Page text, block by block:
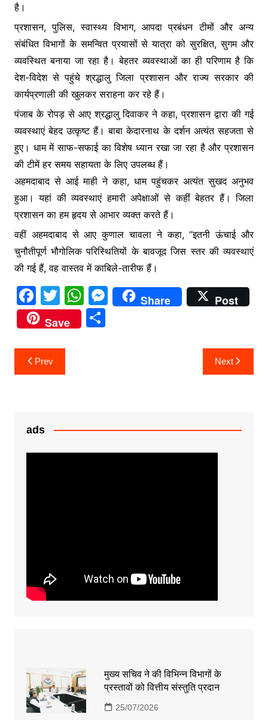
है।
प्रशासन, पुलिस, स्वास्थ्य विभाग, आपदा प्रबंधन टीमों और अन्य
संबंधित विभागों के समन्वित प्रयासों से यात्रा को सुरक्षित, सुगम और
व्यवस्थित बनाया जा रहा है। बेहतर व्यवस्थाओं का ही परिणाम है कि
देश-विदेश से पहुंचे श्रद्धालु जिला प्रशासन और राज्य सरकार की
कार्यप्रणाली की खुलकर सराहना कर रहे हैं।
पंजाब के रोपड़ से आए श्रद्धालु दिवाकर ने कहा, प्रशासन द्वारा की गई
व्यवस्थाएं बेहद उत्कृष्ट हैं। बाबा केदारनाथ के दर्शन अत्यंत सहजता से
हुए। धाम में साफ-सफाई का विशेष ध्यान रखा जा रहा है और प्रशासन
की टीमें हर समय सहायता के लिए उपलब्ध हैं।
अहमदाबाद से आई माही ने कहा, धाम पहुंचकर अत्यंत सुखद अनुभव
हुआ। यहां की व्यवस्थाएं हमारी अपेक्षाओं से कहीं बेहतर हैं। जिला
प्रशासन का हम हृदय से आभार व्यक्त करते हैं।
वहीं अहमदाबाद से आए कुणाल चावला ने कहा, “इतनी ऊंचाई और
चुनौतीपूर्ण भौगोलिक परिस्थितियों के बावजूद जिस स्तर की व्यवस्थाएं
की गई हैं, वह वास्तव में काबिले-तारीफ हैं।
F
a
c
e
b
k
T
w
itt
er
W
h
at
M
e
er
Share
Post
Save
S
Post
navigation
Prev Next
ads
मुख्य सचिव ने की विभिन्न विभागों के
प्रस्तावों को वित्तीय संस्तुति प्रदान
25/07/2026